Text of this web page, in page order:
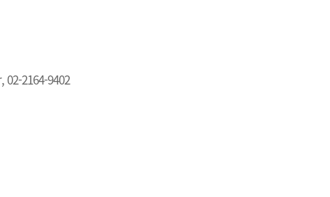
2164-9402